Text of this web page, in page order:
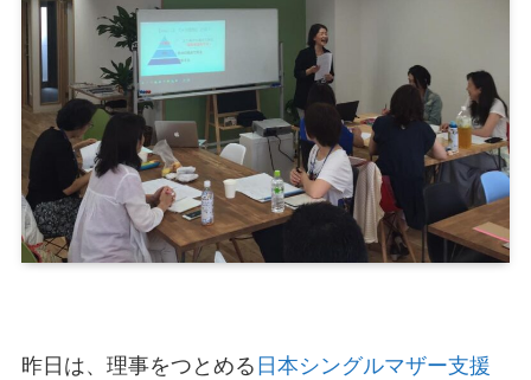
昨日は、理事をつとめる 日本シングルマザー支援